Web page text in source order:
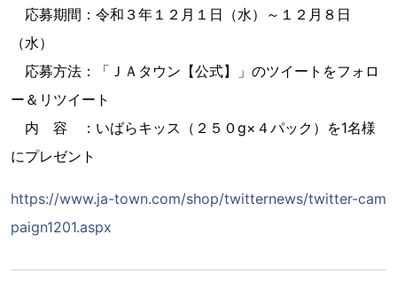
応募期間：令和３年１２月１日（水）～１２月８日
（水）
応募方法：「ＪＡタウン【公式】」のツイートをフォロ
ー＆リツイート
内 容 ：いばらキッス（２５０g×４パック）を1名様
にプレゼント
https://www.ja-town.com/shop/twitternews/twitter-cam
paign1201.aspx